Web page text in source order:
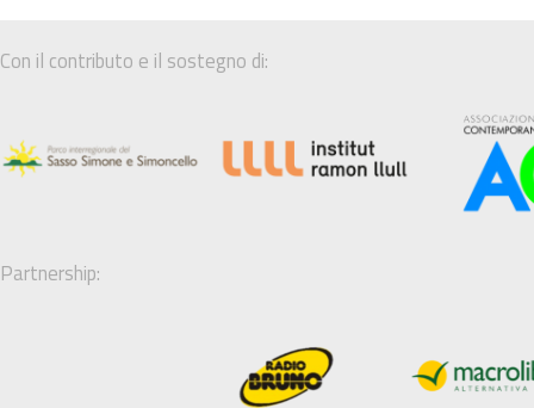
Con il contributo e il sostegno di:
Partnership: